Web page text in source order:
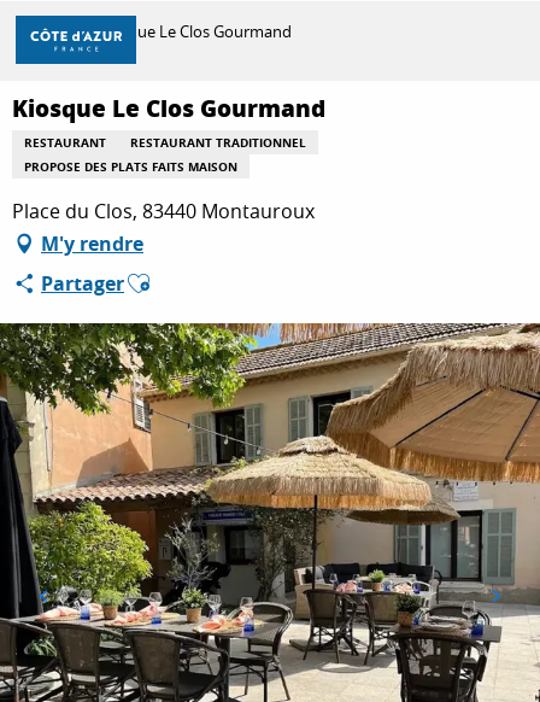
Aller
contenu
principal
DÉCOUVRIR
À FAIRE
SÉJOURNER
Accueil Kiosque Le Clos Gourmand
Kiosque Le Clos Gourmand
RESTAURANT
RESTAURANT TRADITIONNEL
PROPOSE DES PLATS FAITS MAISON
Place du Clos, 83440 Montauroux
M'y rendre
PartagerAjouter aux favoris